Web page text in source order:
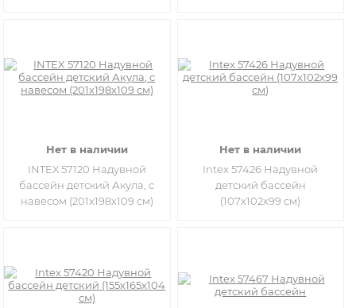
Нет в наличии
INTEX 57120 Надувной
бассейн детский Акула, с
навесом (201х198х109 см)
Нет в наличии
Intex 57426 Надувной
детский бассейн
(107х102х99 см)